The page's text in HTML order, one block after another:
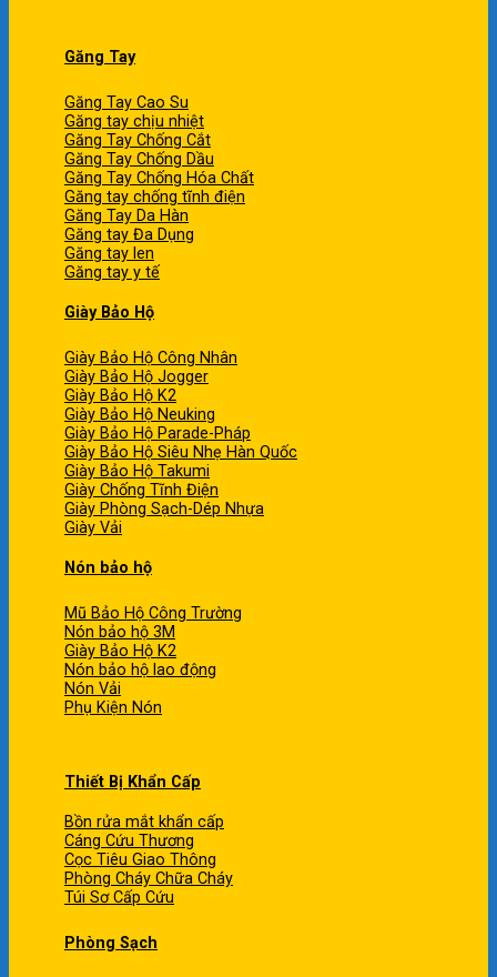
Găng Tay
Găng Tay Cao Su
Găng tay chịu nhiệt
Găng Tay Chống Cắt
Găng Tay Chống Dầu
Găng Tay Chống Hóa Chất
Găng tay chống tĩnh điện
Găng Tay Da Hàn
Găng tay Đa Dụng
Găng tay len
Găng tay y tế
Giày Bảo Hộ
Giày Bảo Hộ Công Nhân
Giày Bảo Hộ Jogger
Giày Bảo Hộ K2
Giày Bảo Hộ Neuking
Giày Bảo Hộ Parade-Pháp
Giày Bảo Hộ Siêu Nhẹ Hàn Quốc
Giày Bảo Hộ Takumi
Giày Chống Tĩnh Điện
Giày Phòng Sạch-Dép Nhựa
Giày Vải
Nón bảo hộ
Mũ Bảo Hộ Công Trường
Nón bảo hộ 3M
Giày Bảo Hộ K2
Nón bảo hộ lao động
Nón Vải
Phụ Kiện Nón
Thiết Bị Khẩn Cấp
Bồn rửa mắt khẩn cấp
Cáng Cứu Thương
Cọc Tiêu Giao Thông
Phòng Cháy Chữa Cháy
Túi Sơ Cấp Cứu
Phòng Sạch